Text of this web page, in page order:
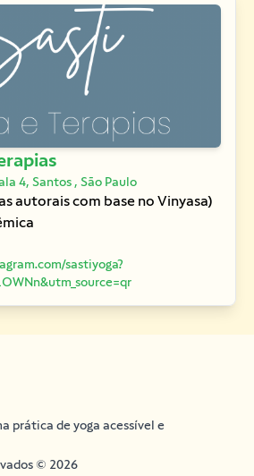
4, Santos , São Paulo
autorais com base no Vinyasa)
sastiyoga?
prática de yoga acessível e
© 2026